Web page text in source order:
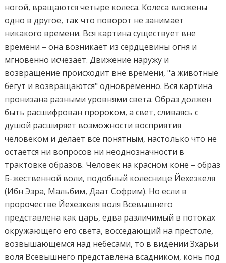
ногой, вращаются четыре колеса. Колеса вложены
одно в другое, так что поворот не занимает
никакого времени. Вся картина существует вне
времени – она возникает из сердцевины огня и
мгновенно исчезает. Движение наружу и
возвращение происходит вне времени, "а животные
бегут и возвращаются" одновременно. Вся картина
пронизана разными уровнями света. Образ должен
быть расшифрован пророком, а свет, сливаясь с
душой расширяет возможности восприятия
человеком и делает все понятным, настолько что не
остается ни вопросов ни неоднозначности в
трактовке образов. Человек на красном коне – образ
Б-жественной воли, подобный колеснице Йехезкеля
(Ибн Эзра, Мальбим, Даат Софрим). Но если в
пророчестве Йехезкеля воля Всевышнего
представлена как царь, едва различимый в потоках
окружающего его света, восседающий на престоле,
возвышающемся над небесами, то в видении Зхарьи
воля Всевышнего представлена всадником, конь под